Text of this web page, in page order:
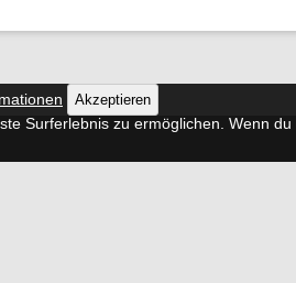
Akzeptieren
Surferlebnis zu ermöglichen. Wenn